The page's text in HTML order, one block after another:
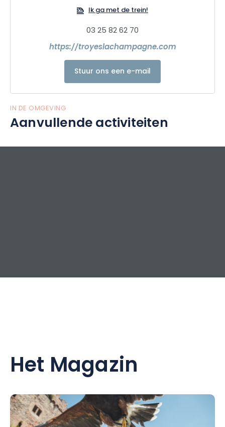
plaatsen vol charme voor de geliefden van nu...
Dus... Wees verrast...
Ik ga met de trein!
03 25 82 62 70
https://troyeslachampagne.com
Stuur ons een e-mail
IN DE OMGEVING
Aanvullende activiteiten
Het Magazin